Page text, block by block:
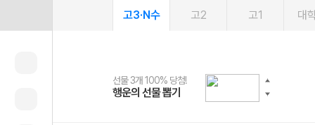
고3·N수 고2 고1 대
선물 3개 100% 당첨!
행운의 선물 뽑기
선물 100% 증정!
메가스터디 X 올리브
여름방학 스터디 캐시백
메가런 썸머스쿨
2027 러셀 단과
강사 공개선발
스마트러닝앱
설문 EVENT
메가패스
3일 무료 체험권
메가패스 수강생 무료혜택!
메가클럽 멤버십
사회공헌 캠페인
희망이룸 메가나눔